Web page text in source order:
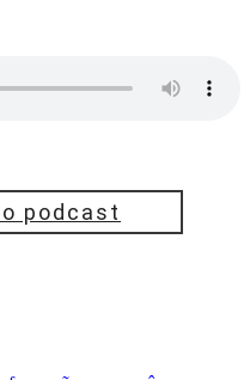
podcast